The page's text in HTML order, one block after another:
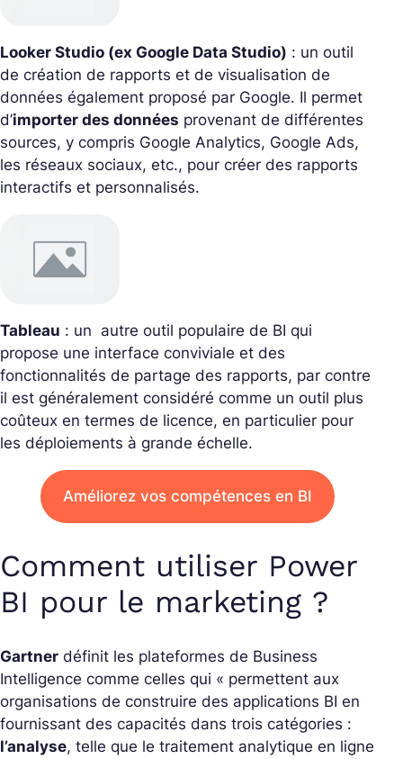
Looker Studio (ex Google Data Studio) : un outil
de création de rapports et de visualisation de
données également proposé par Google. Il permet
d’importer des données provenant de différentes
sources, y compris Google Analytics, Google Ads,
les réseaux sociaux, etc., pour créer des rapports
interactifs et personnalisés.
Tableau : un autre outil populaire de BI qui
propose une interface conviviale et des
fonctionnalités de partage des rapports, par contre
il est généralement considéré comme un outil plus
coûteux en termes de licence, en particulier pour
les déploiements à grande échelle.
Améliorez vos compétences en BI
Comment utiliser Power
BI pour le marketing ?
Gartner définit les plateformes de Business
Intelligence comme celles qui « permettent aux
organisations de construire des applications BI en
fournissant des capacités dans trois catégories :
l’analyse, telle que le traitement analytique en ligne